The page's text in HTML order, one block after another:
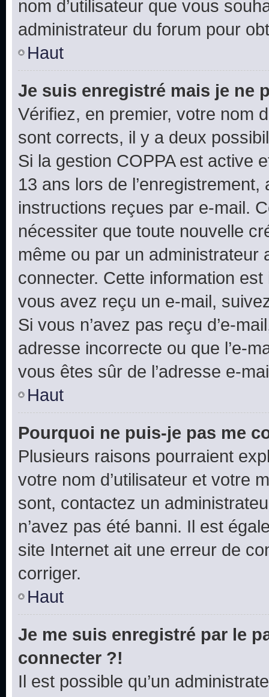
nom d’utilisateur que vous
administrateur du forum pour
Haut
Je suis enregistré mais je ne
Vérifiez, en premier, votre nom
sont corrects, il y a deux
Si la gestion COPPA est active
13 ans lors de
instructions reçues par e-mail.
nécessiter que toute nouvelle
même ou par un
connecter. Cette information
vous avez reçu un e-mail,
Si vous n’avez pas reçu d’e-
adresse incorrecte ou que l’e-
vous êtes sûr de l’adresse e-
Haut
Pourquoi ne puis-je pas me
Plusieurs raisons pourraient
votre nom d’utilisateur et votre
sont, contactez un
n’avez pas été banni. Il est
site Internet ait une erreur de
corriger.
Haut
Je me suis enregistré par le
connecter ?!
Il est possible qu’un